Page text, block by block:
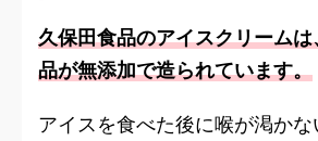
久保田食品のアイスクリーム
品が無添加で造られています。
アイスを食べた後に喉が渇か